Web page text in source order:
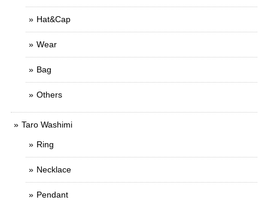
Hat&Cap
Wear
Bag
Others
Taro Washimi
Ring
Necklace
Pendant